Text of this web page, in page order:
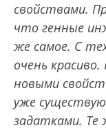
свойствами.
что генные
же самое. С
очень
новыми
уже
задатками. Те